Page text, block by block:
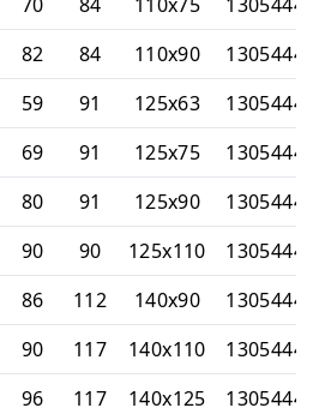
82 84 110x90
59 91 125x63
69 91 125x75
80 91 125x90
90 90 125x110
86 112 140x90
90 117 140x110
96 117 140x125